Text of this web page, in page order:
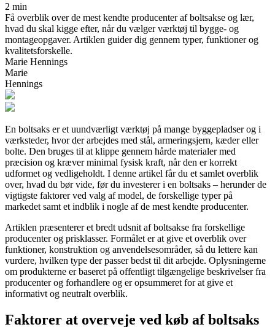
2 min
Få overblik over de mest kendte producenter af boltsakse og lær,
hvad du skal kigge efter, når du vælger værktøj til bygge- og
montageopgaver. Artiklen guider dig gennem typer, funktioner og
kvalitetsforskelle.
Marie Hennings
Marie
Hennings
En boltsaks er et uundværligt værktøj på mange byggepladser og i
værksteder, hvor der arbejdes med stål, armeringsjern, kæder eller
bolte. Den bruges til at klippe gennem hårde materialer med
præcision og kræver minimal fysisk kraft, når den er korrekt
udformet og vedligeholdt. I denne artikel får du et samlet overblik
over, hvad du bør vide, før du investerer i en boltsaks – herunder de
vigtigste faktorer ved valg af model, de forskellige typer på
markedet samt et indblik i nogle af de mest kendte producenter.
Artiklen præsenterer et bredt udsnit af boltsakse fra forskellige
producenter og prisklasser. Formålet er at give et overblik over
funktioner, konstruktion og anvendelsesområder, så du lettere kan
vurdere, hvilken type der passer bedst til dit arbejde. Oplysningerne
om produkterne er baseret på offentligt tilgængelige beskrivelser fra
producenter og forhandlere og er opsummeret for at give et
informativt og neutralt overblik.
Faktorer at overveje ved køb af boltsaks